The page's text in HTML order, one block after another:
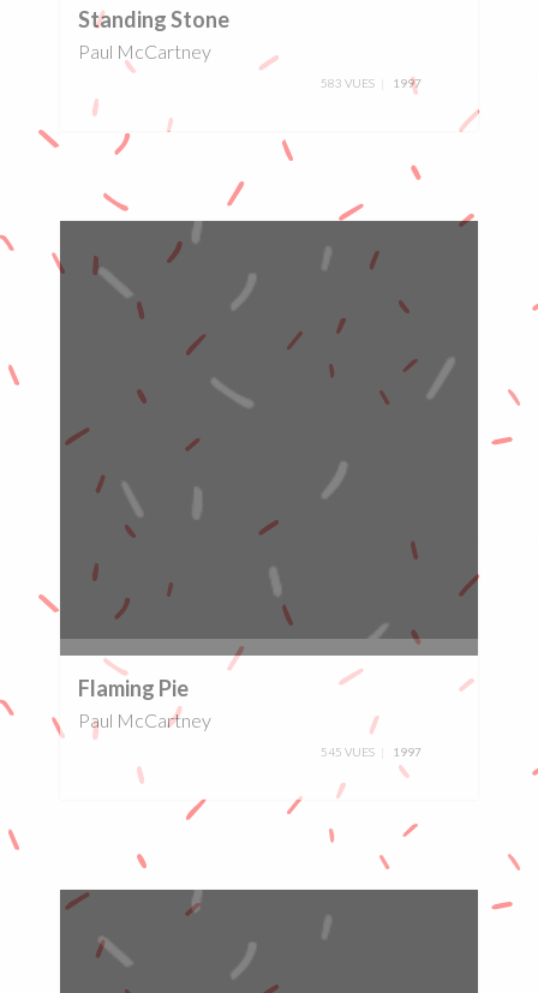
Standing Stone
Paul McCartney
583 VUES 1997
Flaming Pie
Paul McCartney
545 VUES 1997